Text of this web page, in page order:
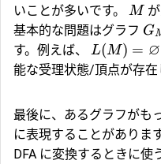
いことが多いです。
M
基本的な問題はグラフ G
す。例えば、
L(M) = ∅
能な受理状態/頂点が存在
最後に、あるグラフがも
に表現することがありま
DFA に変換するときに使